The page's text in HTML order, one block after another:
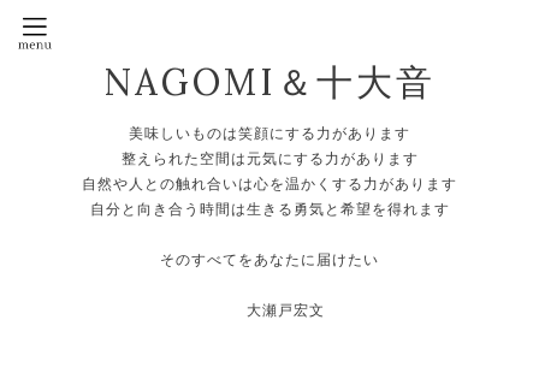
NAGOMI＆十大音
美味しいものは笑顔にする力があります
整えられた空間は元気にする力があります
自然や人との触れ合いは心を温かくする力があります
自分と向き合う時間は生きる勇気と希望を得れます
そのすべてをあなたに届けたい
大瀬戸宏文